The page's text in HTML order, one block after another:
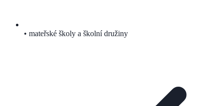
• mateřské školy a školní družiny